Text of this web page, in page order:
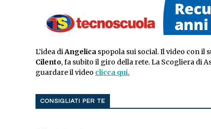
L’idea diAngelica spopola sui social. Il video con il
Cilento, fa subito il giro della rete. La Scogliera di
guardare il video clicca qui.
CONSIGLIATI PER TE